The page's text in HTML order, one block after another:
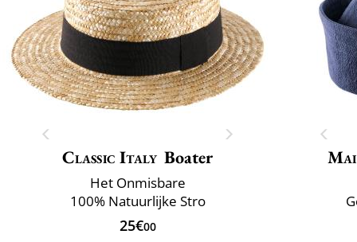
Classic Italy Boater
Het Onmisbare
100% Natuurlijke Stro
25€00